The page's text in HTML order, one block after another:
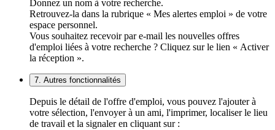
Donnez un nom à votre recherche.
Retrouvez-la dans la rubrique « Mes alertes emploi » de votre
espace personnel.
Vous souhaitez recevoir par e-mail les nouvelles offres
d'emploi liées à votre recherche ? Cliquez sur le lien « Activer
la réception ».
7. Autres fonctionnalités
Depuis le détail de l'offre d'emploi, vous pouvez l'ajouter à
votre sélection, l'envoyer à un ami, l'imprimer, localiser le lieu
de travail et la signaler en cliquant sur :